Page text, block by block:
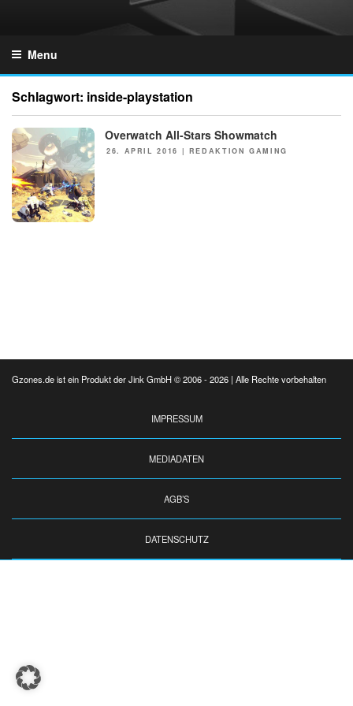
Menu
Schlagwort: inside-playstation
NEWS Overwatch All-Stars Showmatch
POSTED
26. APRIL 2016 | REDAKTION GAMING
Gzones.de ist ein Produkt der Jink GmbH © 2006 - 2026 | Alle Rechte vorbehalten
IMPRESSUM
MEDIADATEN
AGB’S
DATENSCHUTZ